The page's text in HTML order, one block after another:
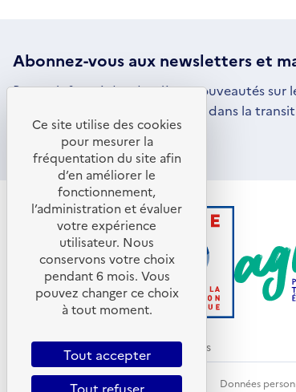
Abonnez-vous aux newsletterset
Restez informé des dernières nouveautés sur
par l'ADEME pour vous engager dans la
S'ABONNER
S'OUVRE
DANS
UNE
NOUVELLE
FENÊTRE
© ADEME 2026 - Tous droits réservés
Accessibilité : non conforme Données
Ce site utilise des cookies
pour mesurer la
fréquentation du site afin
d’en améliorer le
fonctionnement,
l’administration et évaluer
votre expérience
utilisateur. Nous
conservons votre choix
pendant 6 mois. Vous
pouvez changer ce choix
à tout moment.
Tout accepter
Tout refuser